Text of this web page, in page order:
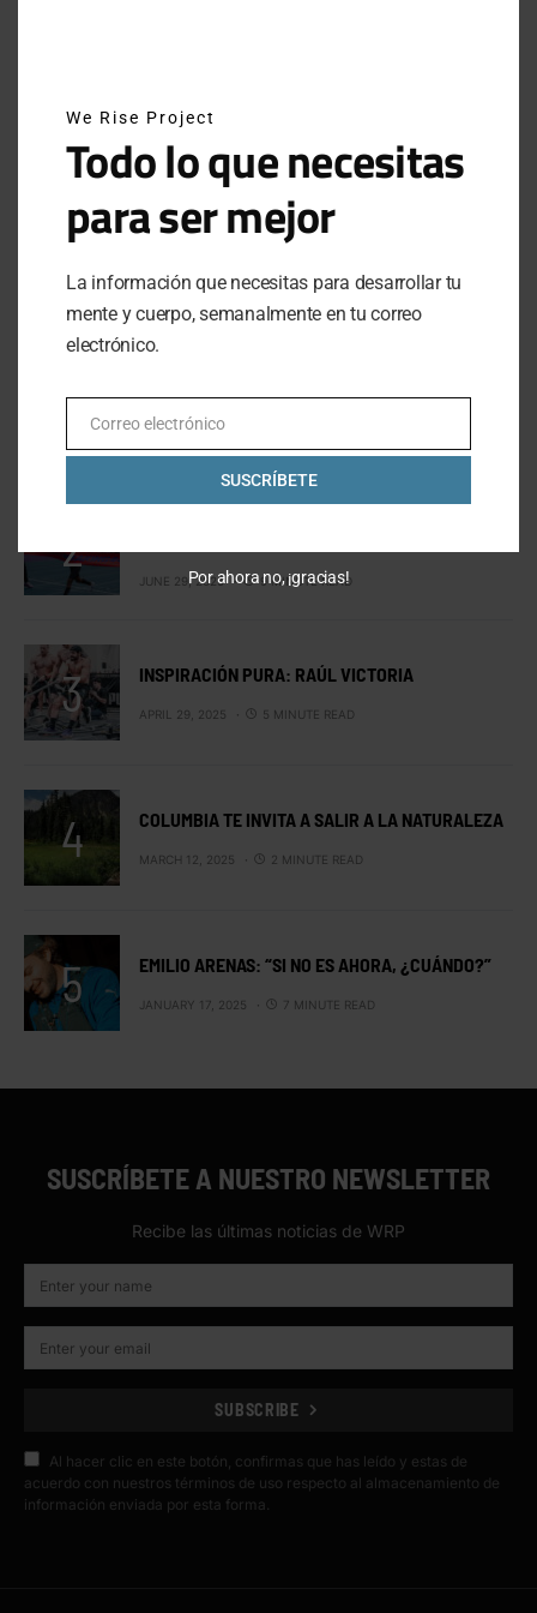
estas de acuerdo con nuestros términos de uso respecto al
almacenamiento de información enviada por esta forma.
LO MÁS VISTO
MUNDIAL DE HYROX 2026
JUNE 29, 2025 9 MINUTE READ
INSPIRACIÓN PURA: RAÚL VICTORIA
APRIL 29, 2025 5 MINUTE READ
COLUMBIA TE INVITA A SALIR A LA NATURALEZA
MARCH 12, 2025 2 MINUTE READ
EMILIO ARENAS: “SI NO ES AHORA, ¿CUÁNDO?”
JANUARY 17, 2025 7 MINUTE READ
SUSCRÍBETE A NUESTRO NEWSLETTER
Recibe las últimas noticias de WRP
SUBSCRIBE
Al hacer clic en este botón, confirmas que has leído y estas de
acuerdo con nuestros términos de uso respecto al almacenamiento de
información enviada por esta forma.
We Rise Project
Todo lo que necesitas
para ser mejor
La información que necesitas para desarrollar tu
mente y cuerpo, semanalmente en tu correo
electrónico.
EmailCorreo electrónico
SUSCRÍBETE
Por ahora no, ¡gracias!